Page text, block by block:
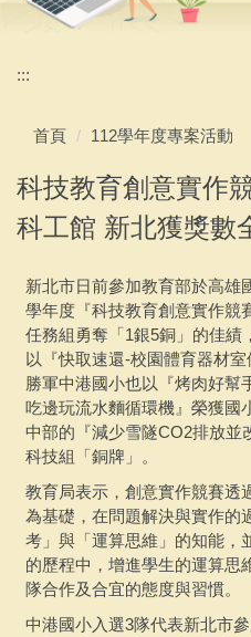
系統服務
平台服務
專案活動
聯繫會議
採購說明及相關文件
:::
首頁 112學年度專案活動
科技教育創意實作
科工館 新北獲獎數
新北市日前參加教育部於高雄
學年度『科技教育創意實作競
任務組勇奪「1銀5銅」的佳績
以『快取速還-校園體育器材
勝軍中港國小也以『烤肉好幫
吃邊玩流水麵循環機』榮獲國
中部的『減少雪隧CO2排放並
科技組「銅牌」。
教育局表示，創意實作競賽透
為基礎，在問題解決與實作的
考」與「運算思維」的知能，
的歷程中，增進學生的運算思
隊合作及合宜的態度與習慣。
中港國小入選3隊代表新北市